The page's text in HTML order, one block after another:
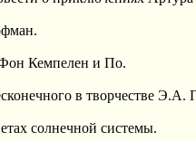
Кемпелен и По.
в творчестве Э.А.
солнечной системы.